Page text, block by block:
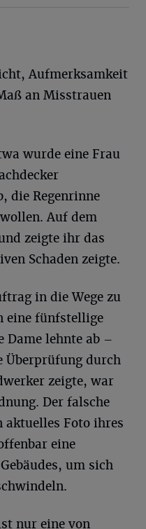
Aufmerksamkeit
an Misstrauen
wurde eine Frau
die Regenrinne
Auf dem
zeigte ihr das
Schaden zeigte.
in die Wege zu
eine fünfstellige
Dame lehnte ab –
Überprüfung durch
zeigte, war
Der falsche
aktuelles Foto ihres
eine
um sich
nur eine von